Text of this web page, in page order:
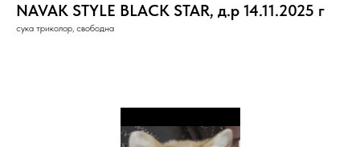
NAVAK STYLE BLACK STAR, д.р 14.11.2025 г
сука триколор, свободна